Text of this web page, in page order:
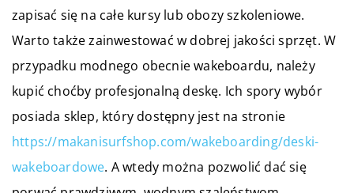
zapisać się na całe kursy lub obozy szkoleniowe.
Warto także zainwestować w dobrej jakości sprzęt. W
przypadku modnego obecnie wakeboardu, należy
kupić choćby profesjonalną deskę. Ich spory wybór
posiada sklep, który dostępny jest na stronie
https://makanisurfshop.com/wakeboarding/deski-
wakeboardowe. A wtedy można pozwolić dać się